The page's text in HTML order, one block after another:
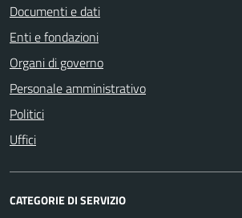
Documenti e dati
Enti e fondazioni
Organi di governo
Personale amministrativo
Politici
Uffici
CATEGORIE DI SERVIZIO